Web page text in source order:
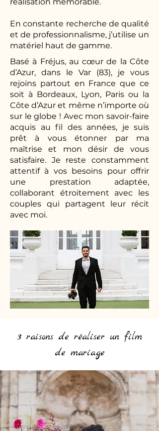
En constante recherche de qualité
et de professionnalisme, j’utilise un
matériel haut de gamme.
Basé à Fréjus, au cœur de la Côte
d’Azur, dans le Var (83), je vous
rejoins partout en France que ce
soit à Bordeaux, Lyon, Paris ou la
Côte d’Azur et même n’importe où
sur le globe ! Avec mon savoir-faire
acquis au fil des années, je suis
prêt à vous étonner par ma
maîtrise et mon désir de vous
satisfaire. Je reste constamment
attentif à vos besoins pour offrir
une prestation adaptée,
collaborant étroitement avec les
couples qui partagent leur récit
avec moi.
3 raisons de réaliser un film
de mariage